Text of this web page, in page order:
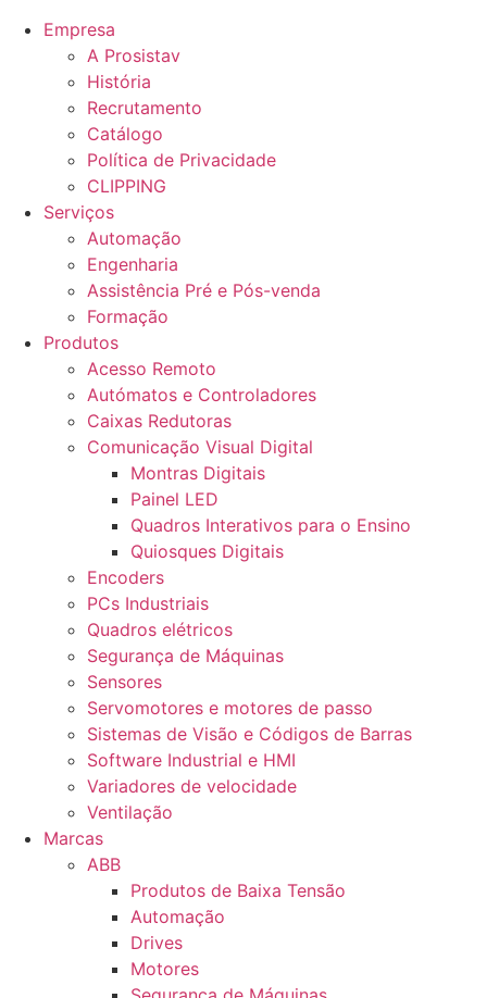
Empresa
A Prosistav
História
Recrutamento
Catálogo
Política de Privacidade
CLIPPING
Serviços
Automação
Engenharia
Assistência Pré e Pós-venda
Formação
Produtos
Acesso Remoto
Autómatos e Controladores
Caixas Redutoras
Comunicação Visual Digital
Montras Digitais
Painel LED
Quadros Interativos para o Ensino
Quiosques Digitais
Encoders
PCs Industriais
Quadros elétricos
Segurança de Máquinas
Sensores
Servomotores e motores de passo
Sistemas de Visão e Códigos de Barras
Software Industrial e HMI
Variadores de velocidade
Ventilação
Marcas
ABB
Produtos de Baixa Tensão
Automação
Drives
Motores